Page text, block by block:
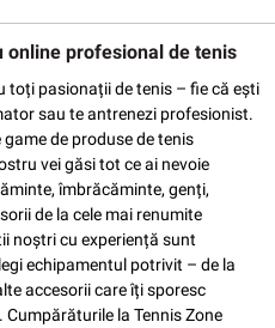
online profesional de tenis
toți pasionații de tenis – fie că ești
sau te antrenezi profesionist.
de produse de tenis
vei găsi tot ce ai nevoie
îmbrăcăminte, genți,
de la cele mai renumite
noștri cu experiență sunt
echipamentul potrivit – de la
accesorii care îți sporesc
la Tennis Zone